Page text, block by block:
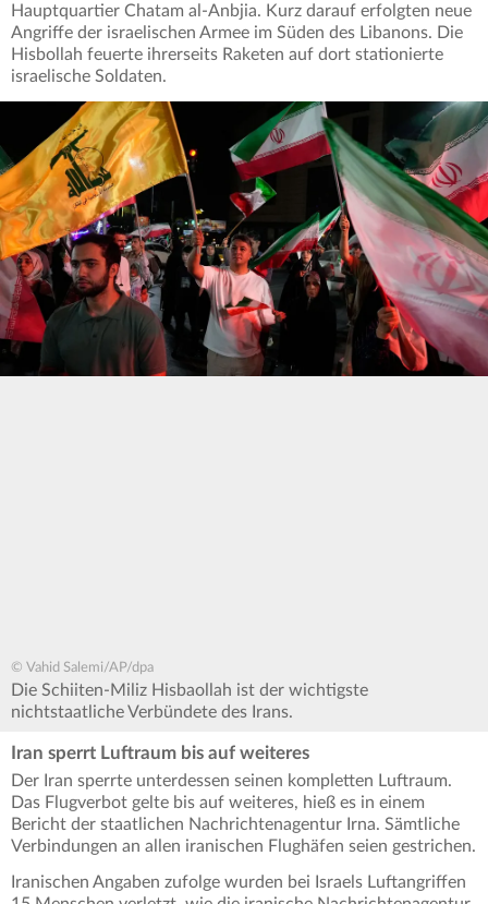
Hauptquartier Chatam al-Anbjia. Kurz darauf erfolgten neue
Angriffe der israelischen Armee im Süden des Libanons. Die
Hisbollah feuerte ihrerseits Raketen auf dort stationierte
israelische Soldaten.
© Vahid Salemi/AP/dpa
Die Schiiten-Miliz Hisbaollah ist der wichtigste
nichtstaatliche Verbündete des Irans.
Iran sperrt Luftraum bis auf weiteres
Der Iran sperrte unterdessen seinen kompletten Luftraum.
Das Flugverbot gelte bis auf weiteres, hieß es in einem
Bericht der staatlichen Nachrichtenagentur Irna. Sämtliche
Verbindungen an allen iranischen Flughäfen seien gestrichen.
Iranischen Angaben zufolge wurden bei Israels Luftangriffen